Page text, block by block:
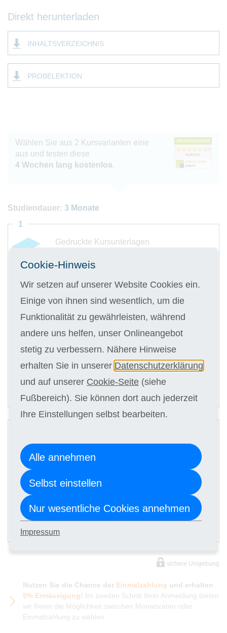
Direkt herunterladen
INHALTSVERZEICHNIS
PROBELEKTION
Wählen Sie aus 2 Kursvarianten eine
aus und testen diese
4 Wochen lang kostenlos.
Studiendauer: 3 Monate
Gedruckte Kursunterlagen
Digitale Kursunterlagen
3 x 142,00 €
ANMELDEN
1
Kursgebühr
3 x 128,00 €
ANMELDEN
2
sichere Umgebung
Nutzen Sie die Chance der Einmalzahlung und erhalten
5% Ermässigung!
Im zweiten Schritt Ihrer Anmeldung bieten
wir Ihnen die Möglichkeit zwischen Monatsraten oder
Einmalzahlung zu wählen.
Cookie-Hinweis
Wir setzen auf unserer Website Cookies ein.
Einige von ihnen sind wesentlich, um die
Funktionalität zu gewährleisten, während
andere uns helfen, unser Onlineangebot
stetig zu verbessern. Nähere Hinweise
erhalten Sie in unserer Datenschutzerklärung
und auf unserer Cookie-Seite (siehe
Fußbereich). Sie können dort auch jederzeit
Ihre Einstellungen selbst bearbeiten.
Alle annehmen
Selbst einstellen
Nur wesentliche Cookies annehmen
Impressum